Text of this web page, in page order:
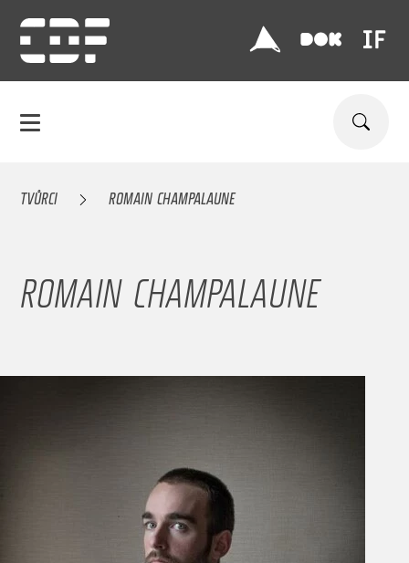
TVŮRCI ROMAIN CHAMPALAUNE
ROMAIN CHAMPALAUNE